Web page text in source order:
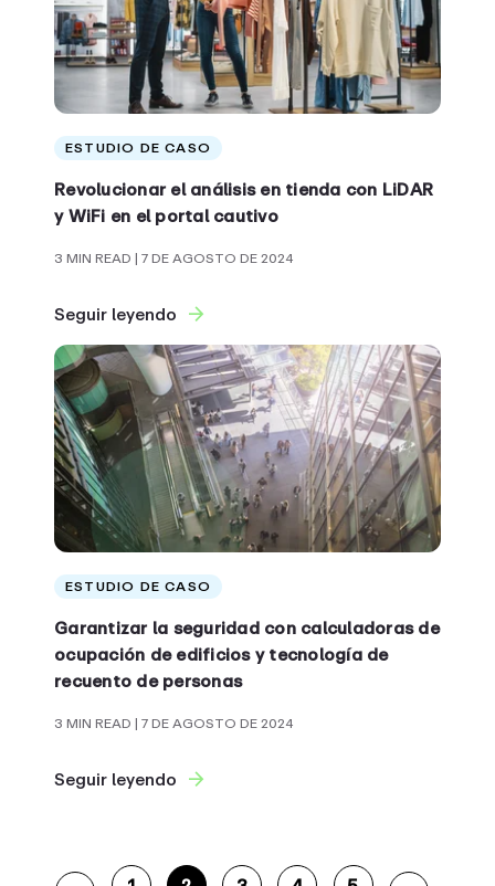
ESTUDIO DE CASO
Revolucionar el análisis en tienda con LiDAR
y WiFi en el portal cautivo
3 MIN READ | 7 DE AGOSTO DE 2024
Seguir leyendo
ESTUDIO DE CASO
Garantizar la seguridad con calculadoras de
ocupación de edificios y tecnología de
recuento de personas
3 MIN READ | 7 DE AGOSTO DE 2024
Seguir leyendo